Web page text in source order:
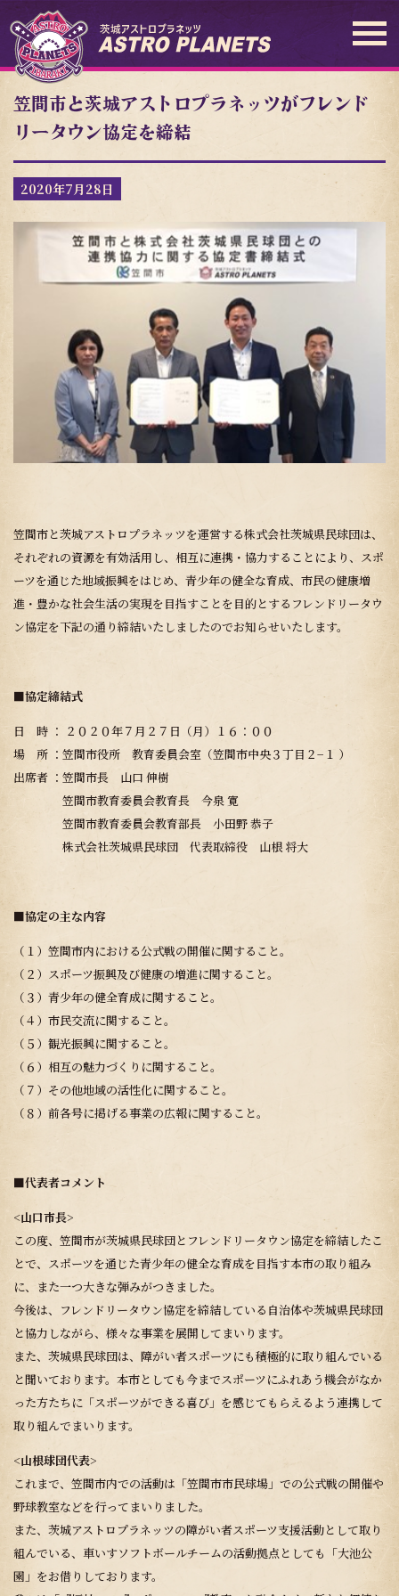
笠間市と茨城アストロプラネッツがフレンド
リータウン協定を締結
2020年7月28日
笠間市と茨城アストロプラネッツを運営する株式会社茨城県民球団は、
それぞれの資源を有効活用し、相互に連携・協力することにより、スポ
ーツを通じた地域振興をはじめ、青少年の健全な育成、市民の健康増
進・豊かな社会生活の実現を目指すことを目的とするフレンドリータウ
ン協定を下記の通り締結いたしましたのでお知らせいたします。
■協定締結式
日 時 ： ２０２０年７月２７日（月）１６：００
場 所 ：笠間市役所 教育委員会室（笠間市中央３丁目２−１ ）
出席者 ：笠間市長 山口 伸樹
笠間市教育委員会教育長 今泉 寛
笠間市教育委員会教育部長 小田野 恭子
株式会社茨城県民球団 代表取締役 山根 将大
■協定の主な内容
（１）笠間市内における公式戦の開催に関すること。
（２）スポーツ振興及び健康の増進に関すること。
（３）青少年の健全育成に関すること。
（４）市民交流に関すること。
（５）観光振興に関すること。
（６）相互の魅力づくりに関すること。
（７）その他地域の活性化に関すること。
（８）前各号に掲げる事業の広報に関すること。
■代表者コメント
<山口市長>
この度、笠間市が茨城県民球団とフレンドリータウン協定を締結したこ
とで、スポーツを通じた青少年の健全な育成を目指す本市の取り組み
に、また一つ大きな弾みがつきました。
今後は、フレンドリータウン協定を締結している自治体や茨城県民球団
と協力しながら、様々な事業を展開してまいります。
また、茨城県民球団は、障がい者スポーツにも積極的に取り組んでいる
と聞いております。本市としても今までスポーツにふれあう機会がなか
った方たちに「スポーツができる喜び」を感じてもらえるよう連携して
取り組んでまいります。
<山根球団代表>
これまで、笠間市内での活動は「笠間市市民球場」での公式戦の開催や
野球教室などを行ってまいりました。
また、茨城アストロプラネッツの障がい者スポーツ支援活動として取り
組んでいる、車いすソフトボールチームの活動拠点としても「大池公
園」をお借りしております。